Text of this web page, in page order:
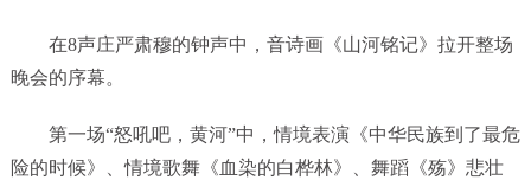
在8声庄严肃穆的钟声中，音诗画《山河铭记》拉开整场
晚会的序幕。
第一场“怒吼吧，黄河”中，情境表演《中华民族到了最危
险的时候》、情境歌舞《血染的白桦林》、舞蹈《殇》悲壮